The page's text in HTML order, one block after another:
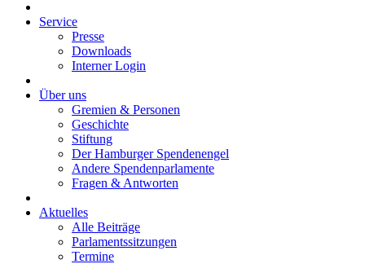
Service
Presse
Downloads
Interner Login
Über uns
Gremien & Personen
Geschichte
Stiftung
Der Hamburger Spendenengel
Andere Spendenparlamente
Fragen & Antworten
Aktuelles
Alle Beiträge
Parlamentssitzungen
Termine